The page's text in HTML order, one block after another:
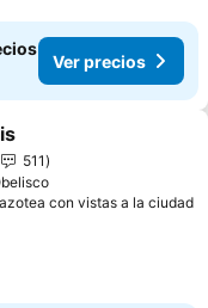
Ver precios
511
con vistas a la ciudad